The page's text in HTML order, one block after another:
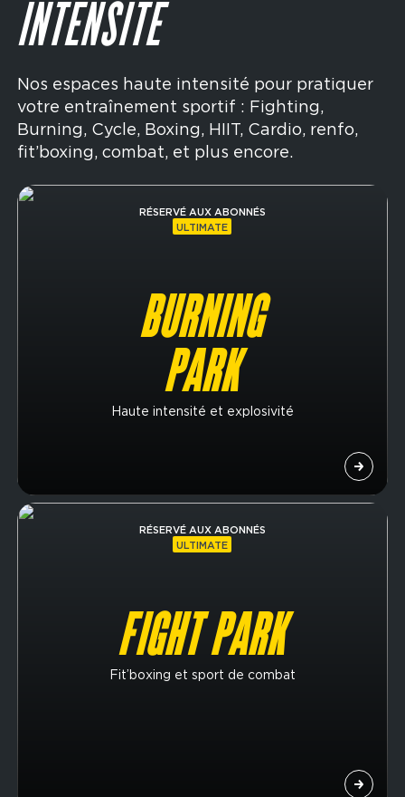
INTENSITÉ
Nos espaces haute intensité pour pratiquer
votre entraînement sportif : Fighting,
Burning, Cycle, Boxing, HIIT, Cardio, renfo,
fit’boxing, combat, et plus encore.
RÉSERVÉ AUX ABONNÉS
ULTIMATE
BURNING
PARK
Haute intensité et explosivité
Image
RÉSERVÉ AUX ABONNÉS
ULTIMATE
FIGHT PARK
Fit’boxing et sport de combat
Image